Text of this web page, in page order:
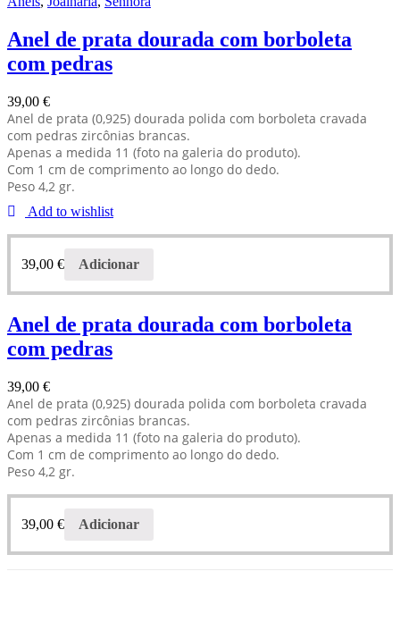
Anel de prata dourada com borboleta
com pedras
39,00 €
Anel de prata (0,925) dourada polida com borboleta cravada
com pedras zircônias brancas.
Apenas a medida 11 (foto na galeria do produto).
Com 1 cm de comprimento ao longo do dedo.
Peso 4,2 gr.
Add to wishlist
39,00 € Adicionar
Anel de prata dourada com borboleta
com pedras
39,00 €
Anel de prata (0,925) dourada polida com borboleta cravada
com pedras zircônias brancas.
Apenas a medida 11 (foto na galeria do produto).
Com 1 cm de comprimento ao longo do dedo.
Peso 4,2 gr.
39,00 € Adicionar